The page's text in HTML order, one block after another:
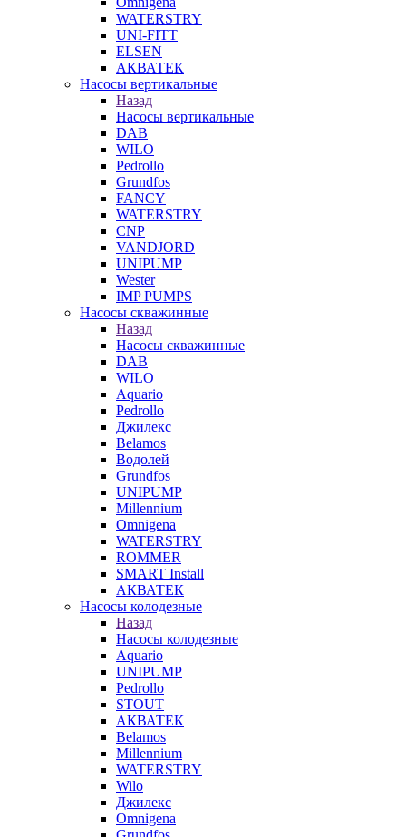
WATERSTRY
UNI-FITT
ELSEN
АКВАТЕК
Насосы вертикальные
Назад
Насосы вертикальные
DAB
WILO
Pedrollo
Grundfos
FANCY
WATERSTRY
CNP
VANDJORD
UNIPUMP
Wester
IMP PUMPS
Насосы скважинные
Назад
Насосы скважинные
DAB
WILO
Aquario
Pedrollo
Джилекс
Belamos
Водолей
Grundfos
UNIPUMP
Millennium
Omnigena
WATERSTRY
ROMMER
SMART Install
АКВАТЕК
Насосы колодезные
Назад
Насосы колодезные
Aquario
UNIPUMP
Pedrollo
STOUT
АКВАТЕК
Belamos
Millennium
WATERSTRY
Wilo
Джилекс
Omnigena